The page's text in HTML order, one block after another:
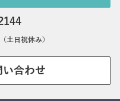
土日祝休み）
い合わせ